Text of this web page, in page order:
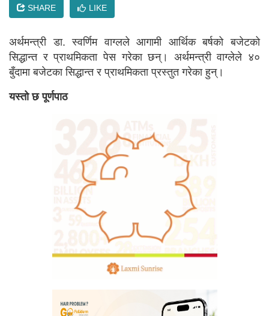
SHARE LIKE
अर्थमन्त्री डा. स्वर्णिम वाग्लले आगामी आर्थिक बर्षको बजेटको
सिद्धान्त र प्राथमिकता पेस गरेका छन्। अर्थमन्त्री वाग्लेले ४०
बुँदामा बजेटका सिद्धान्त र प्राथमिकता प्रस्तुत गरेका हुन्।
यस्तो छ पूर्णपाठ